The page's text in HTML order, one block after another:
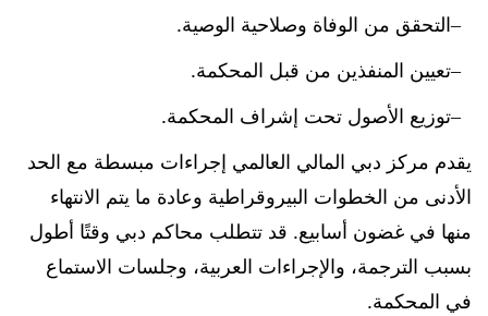
التحقق من الوفاة وصلاحية الوصية.
تعيين المنفذين من قبل المحكمة.
توزيع الأصول تحت إشراف المحكمة.
يقدم مركز دبي المالي العالمي إجراءات مبسطة مع الحد
الأدنى من الخطوات البيروقراطية وعادة ما يتم الانتهاء
منها في غضون أسابيع. قد تتطلب محاكم دبي وقتًا أطول
بسبب الترجمة، والإجراءات العربية، وجلسات الاستماع
في المحكمة.